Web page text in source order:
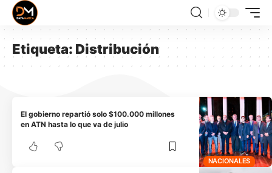
Etiqueta: Distribución
NACIONALES
El gobierno repartió solo $100.000 millones
en ATN hasta lo que va de julio